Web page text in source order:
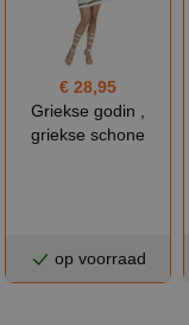
€ 28,95
Griekse godin ,
griekse schone
op voorraad